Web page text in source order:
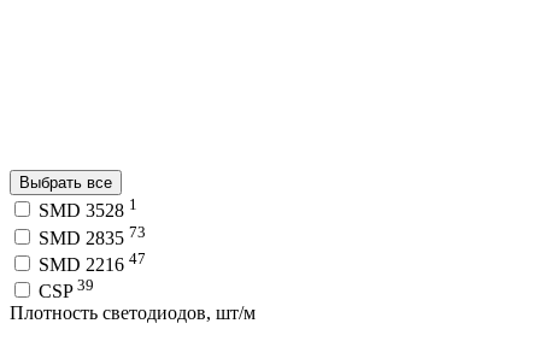
Выбрать все
SMD 3528 1
SMD 2835 73
SMD 2216 47
CSP 39
Плотность светодиодов, шт/м